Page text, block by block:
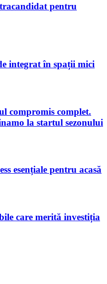
pentru
integrat în spații mici
compromis complet.
la startul sezonului
esențiale pentru acasă
care merită investiția